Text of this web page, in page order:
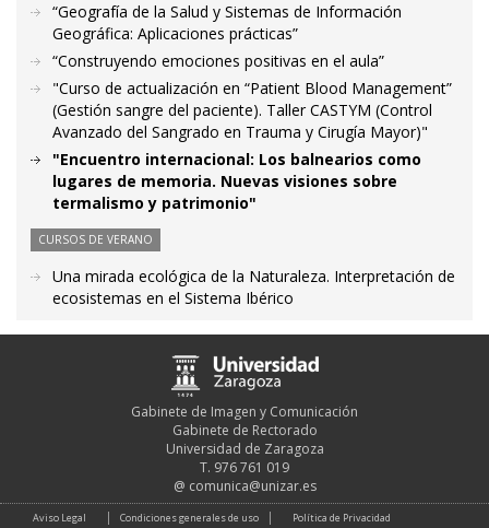
“Geografía de la Salud y Sistemas de Información
Geográfica: Aplicaciones prácticas”
“Construyendo emociones positivas en el aula”
"Curso de actualización en “Patient Blood Management”
(Gestión sangre del paciente). Taller CASTYM (Control
Avanzado del Sangrado en Trauma y Cirugía Mayor)"
"Encuentro internacional: Los balnearios como
lugares de memoria. Nuevas visiones sobre
termalismo y patrimonio"
CURSOS DE VERANO
Una mirada ecológica de la Naturaleza. Interpretación de
ecosistemas en el Sistema Ibérico
Gabinete de Imagen y Comunicación
Gabinete de Rectorado
Universidad de Zaragoza
T. 976 761 019
@ comunica@unizar.es
Aviso Legal Condiciones generales de uso Política de Privacidad